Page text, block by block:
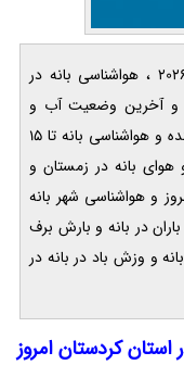
در این مطلب جدید در سال 1405 و سال 2026 ، هواشناسی بانه در
و آخرین وضعیت آب و
هوای شهر بانه و هواشناسی بانه تا ده روز آینده و هواشناسی بانه تا 15
25روزه و آب و هوای بانه در زمستان و
و هواشناسی شهر بانه
در بانه و بارش برف
و وزش باد در بانه در
کردستان امروز